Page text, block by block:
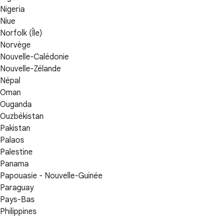
Nigeria
Niue
Norfolk (Île)
Norvège
Nouvelle-Calédonie
Nouvelle-Zélande
Népal
Oman
Ouganda
Ouzbékistan
Pakistan
Palaos
Palestine
Panama
Papouasie - Nouvelle-Guinée
Paraguay
Pays-Bas
Philippines